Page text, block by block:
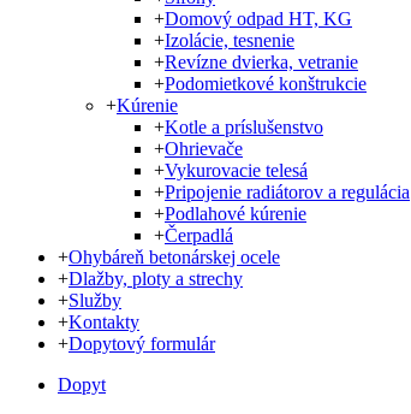
+Domový odpad HT, KG
+Izolácie, tesnenie
+Revízne dvierka, vetranie
+Podomietkové konštrukcie
+Kúrenie
+Kotle a príslušenstvo
+Ohrievače
+Vykurovacie telesá
+Pripojenie radiátorov a regulácia
+Podlahové kúrenie
+Čerpadlá
+Ohybáreň betonárskej ocele
+Dlažby, ploty a strechy
+Služby
+Kontakty
+Dopytový formulár
Dopyt